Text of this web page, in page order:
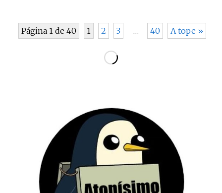
Página 1 de 40 1 2 3 … 40 A tope »